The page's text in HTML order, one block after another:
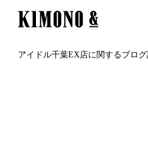
アイドル千葉EX店に関するブロ